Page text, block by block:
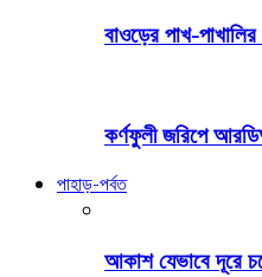
বাওড়ের পাখ-পাখালির
কর্ণফুলী জরিপে
পাহাড়-পর্বত
আকাশ যেভাবে দূরে